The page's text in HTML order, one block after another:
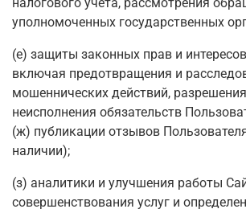
уполномоченных государственных
(е) защиты законных прав и
включая предотвращения и
мошеннических действий,
неисполнения обязательств
(ж) публикации отзывов
наличии);
(з) аналитики и улучшения работы
совершенствования услуг и